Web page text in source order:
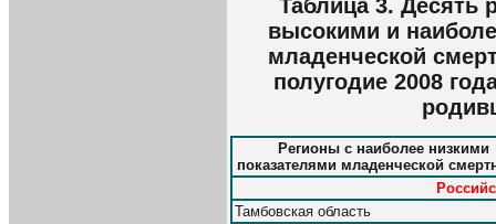
Таблица 3. Десять
высокими и
младенческой
полугодие 2008
Регионы с наиболее низкими
показателями младенческой
Тамбовская область